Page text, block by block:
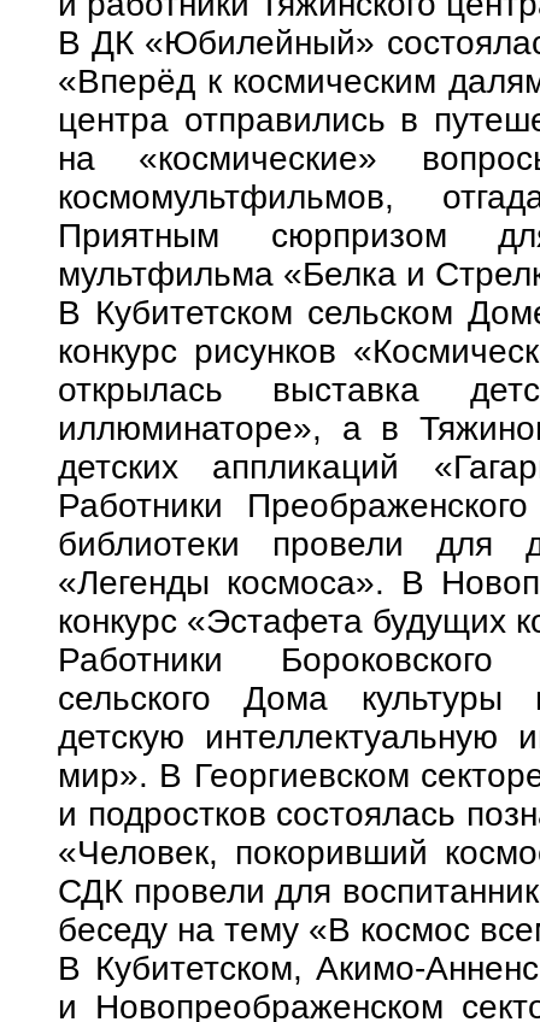
В ДК «Юбилейный»
«Вперёд к космическим
центра отправились в
на «космические»
космомультфильмов,
Приятным сюрпризом
мультфильма «Белка и
В Кубитетском сельском
конкурс рисунков
открылась выставка
иллюминаторе», а в
детских аппликаций
Работники
библиотеки провели для
«Легенды космоса». В
конкурс «Эстафета будущих
Работники Бороковского
сельского Дома культуры
детскую интеллектуальную
мир». В Георгиевском
и подростков состоялась
«Человек, покоривший
СДК провели для
беседу на тему «В космос
В Кубитетском, Акимо-
и Новопреображенском